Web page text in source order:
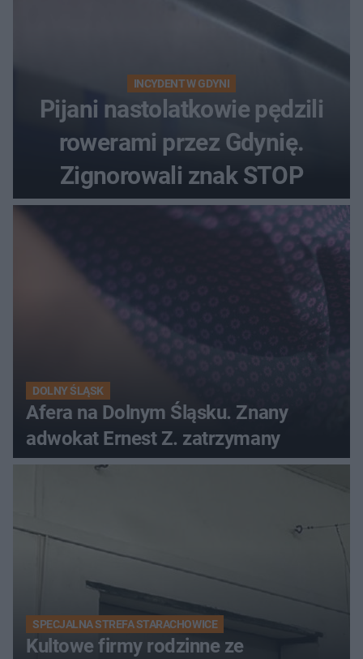
INCYDENT W GDYNI
Pijani nastolatkowie pędzili
rowerami przez Gdynię.
Zignorowali znak STOP
DOLNY ŚLĄSK
Afera na Dolnym Śląsku. Znany
adwokat Ernest Z. zatrzymany
SPECJALNA STREFA STARACHOWICE
Kultowe firmy rodzinne ze